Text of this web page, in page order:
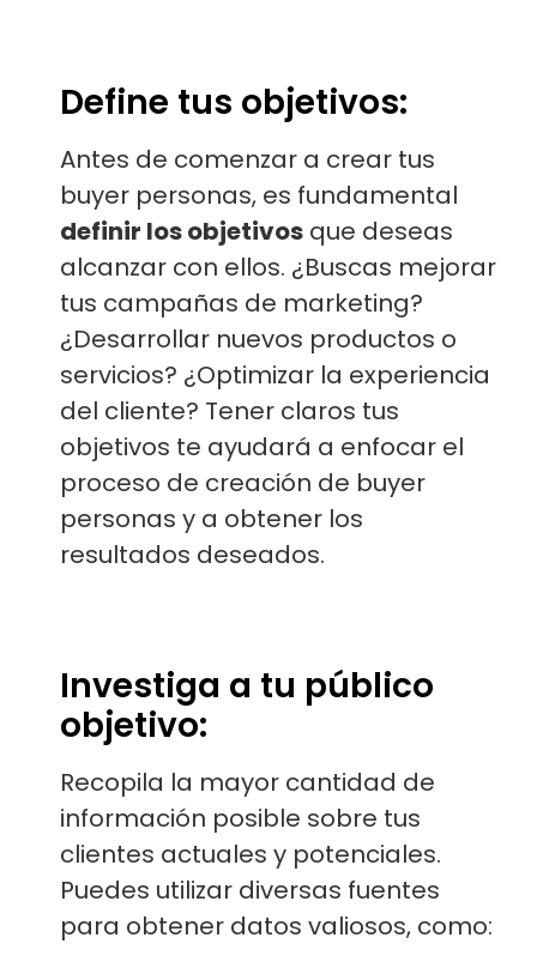
Define tus objetivos:
Antes de comenzar a crear tus
buyer personas, es fundamental
definir los objetivos que deseas
alcanzar con ellos. ¿Buscas mejorar
tus campañas de marketing?
¿Desarrollar nuevos productos o
servicios? ¿Optimizar la experiencia
del cliente? Tener claros tus
objetivos te ayudará a enfocar el
proceso de creación de buyer
personas y a obtener los
resultados deseados.
Investiga a tu público
objetivo:
Recopila la mayor cantidad de
información posible sobre tus
clientes actuales y potenciales.
Puedes utilizar diversas fuentes
para obtener datos valiosos, como: